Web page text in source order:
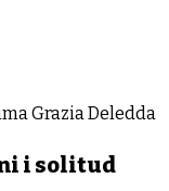
i solitud